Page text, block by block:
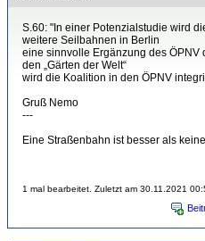
S.60: "In einer Potenzialstudie wird
weitere Seilbahnen in Berlin
eine sinnvolle Ergänzung des
den „Gärten der Welt“
wird die Koalition in den ÖPNV
Gruß Nemo
---
Eine Straßenbahn ist besser als
1 mal bearbeitet. Zuletzt am 30.11.2021